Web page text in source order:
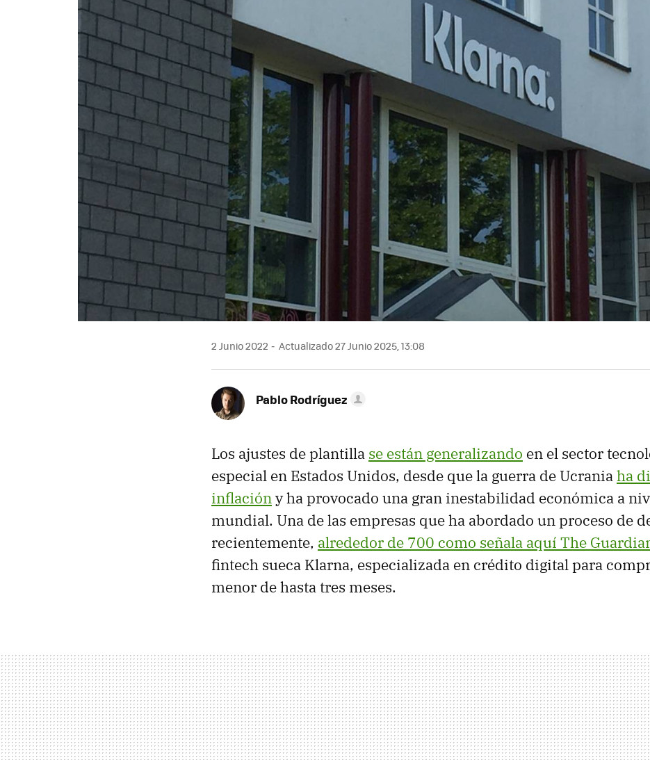
2 Junio 2022 Actualizado 27 Junio 2025, 13:08
Pablo Rodríguez
Los ajustes de plantilla se están generalizando en el sector
especial en Estados Unidos, desde que la guerra de Ucraniaha
inflacióny ha provocado una gran inestabilidad económica a
mundial. Una de las empresas que ha abordado un proceso de
recientemente, alrededor de 700 como señala aquí The
fintech sueca Klarna, especializada en crédito digital para
menor de hasta tres meses.